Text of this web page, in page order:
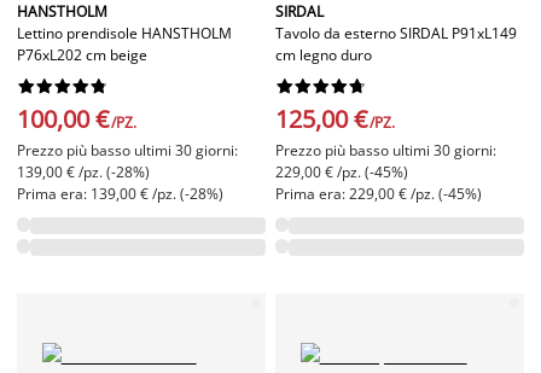
HANSTHOLM
Lettino prendisole HANSTHOLM
P76xL202 cm beige






100,00 €/PZ.
Prezzo più basso ultimi 30 giorni:
139,00 € /pz. (-28%)
Prima era: 139,00 € /pz. (-28%)
SIRDAL
Tavolo da esterno SIRDAL P91xL149
cm legno duro






125,00 €/PZ.
Prezzo più basso ultimi 30 giorni:
229,00 € /pz. (-45%)
Prima era: 229,00 € /pz. (-45%)